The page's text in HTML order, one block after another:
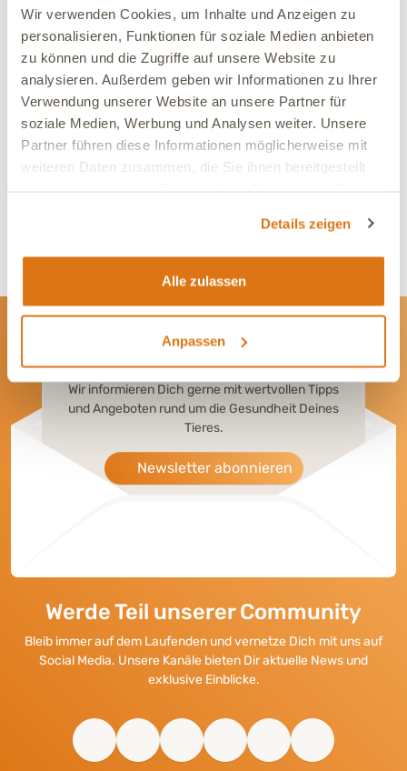
Wir verwenden Cookies, um Inhalte und Anzeigen zu
personalisieren, Funktionen für soziale Medien anbieten
zu können und die Zugriffe auf unsere Website zu
analysieren. Außerdem geben wir Informationen zu Ihrer
Verwendung unserer Website an unsere Partner für
soziale Medien, Werbung und Analysen weiter. Unsere
Partner führen diese Informationen möglicherweise mit
weiteren Daten zusammen, die Sie ihnen bereitgestellt
Details zeigen
Alle zulassen
Anpassen
Bitte logge Dich ein und schließe den Kurs ab, um eine
Bewertung abzugeben.
Kommentare
Newsletter
Wir informieren Dich gerne mit wertvollen Tipps
und Angeboten rund um die Gesundheit Deines
Tieres.
Newsletter abonnieren
Werde Teil unserer Community
Bleib immer auf dem Laufenden und vernetze Dich mit uns auf
Social Media. Unsere Kanäle bieten Dir aktuelle News und
exklusive Einblicke.